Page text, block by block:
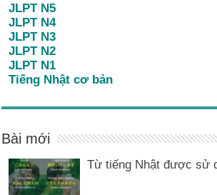
JLPT N5
JLPT N4
JLPT N3
JLPT N2
JLPT N1
Tiếng Nhật cơ bản
Bài mới
Từ tiếng Nhật được sử